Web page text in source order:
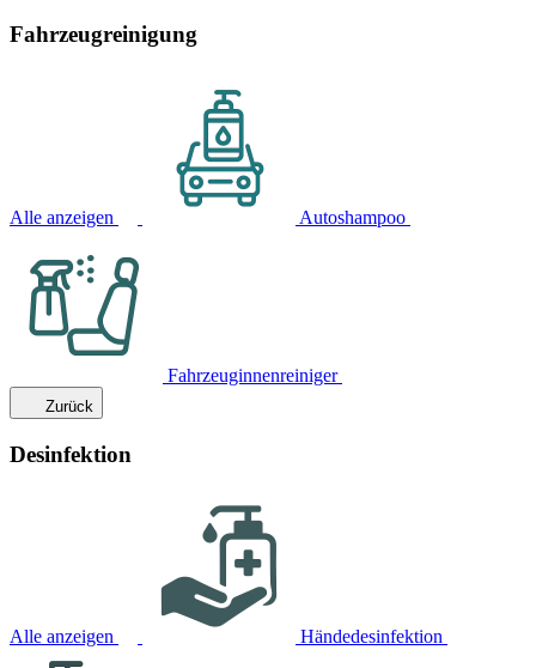
Fahrzeugreinigung
Alle anzeigen Autoshampoo
Fahrzeuginnenreiniger
Zurück
Desinfektion
Alle anzeigen Händedesinfektion